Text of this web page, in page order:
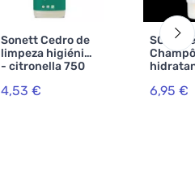
Sonett Cedro de
limpeza higiénico
- citronella 750
4,53 €
SO’BiO
Champô
6,95 €